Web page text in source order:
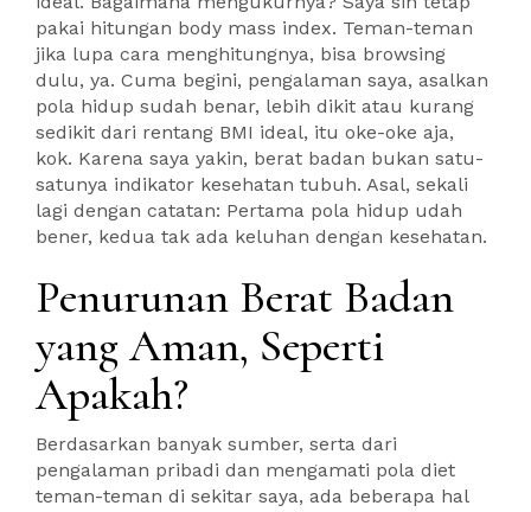
pakai hitungan body mass index. Teman-teman
jika lupa cara menghitungnya, bisa browsing
dulu, ya. Cuma begini, pengalaman saya, asalkan
pola hidup sudah benar, lebih dikit atau kurang
sedikit dari rentang BMI ideal, itu oke-oke aja,
kok. Karena saya yakin, berat badan bukan satu-
satunya indikator kesehatan tubuh. Asal, sekali
lagi dengan catatan: Pertama pola hidup udah
bener, kedua tak ada keluhan dengan kesehatan.
Penurunan Berat Badan
yang Aman, Seperti
Apakah?
Berdasarkan banyak sumber, serta dari
pengalaman pribadi dan mengamati pola diet
teman-teman di sekitar saya, ada beberapa hal